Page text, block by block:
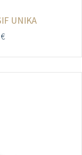
UNIKA
€